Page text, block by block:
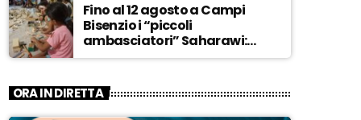
Fino al 12 agosto a Campi
Bisenzio i “piccoli
ambasciatori” Saharawi:
“Sostenere la loro causa,
invadente” – ASCOLTA
ORA IN DIRETTA